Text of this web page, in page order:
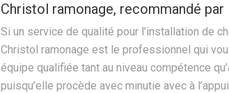
Christol ramonage, recommandé
Si un service de qualité pour l’installation de
Christol ramonage est le professionnel qui
équipe qualifiée tant au niveau compétence
puisqu’elle procède avec minutie avec à